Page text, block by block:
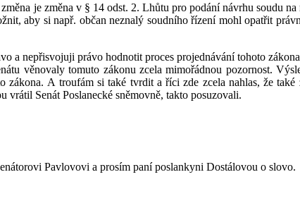
je změna v § 14 odst. 2. Lhůtu pro podání návrhu soudu
aby si např. občan neznalý soudního řízení mohl opatřit
a nepřisvojuji právo hodnotit proces projednávání tohoto
věnovaly tomuto zákonu zcela mimořádnou pozornost.
zákona. A troufám si také tvrdit a říci zde zcela nahlas, že
vrátil Senát Poslanecké sněmovně, takto posuzovali.
Pavlovovi a prosím paní poslankyni Dostálovou o slovo.